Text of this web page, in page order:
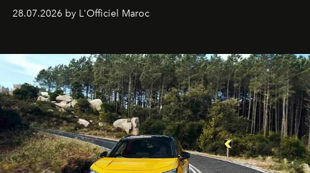
Hotels, ce boutique-hôtel cinq étoiles signé Christophe
Pillet promet un lieu de vie complet. On y a déjeuné…
28.07.2026 by L'Officiel Maroc